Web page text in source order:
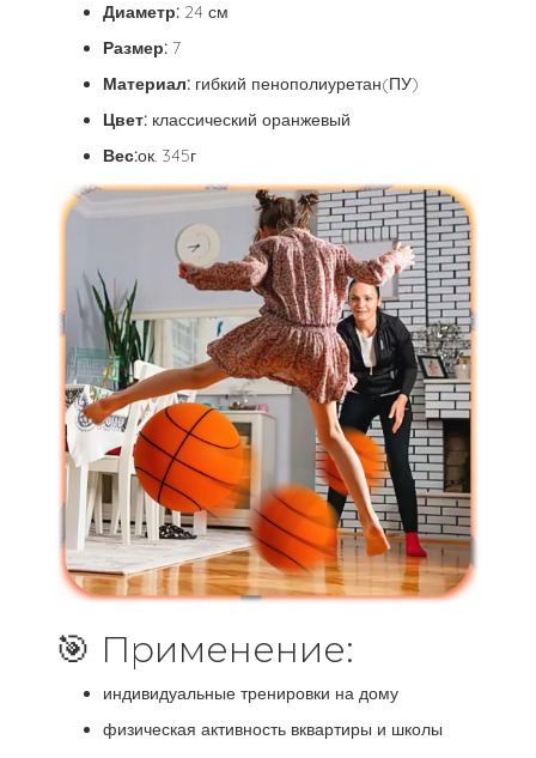
Диаметр: 24 см
Размер: 7
Материал: гибкий пенополиуретан(ПУ)
Цвет: классический оранжевый
Вес:ок. 345г
🎯 Применение:
индивидуальные тренировки на дому
физическая активность вквартиры и школы